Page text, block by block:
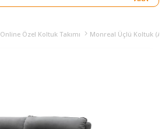
Online Özel Koltuk Takımı Monreal Üçlü Koltuk